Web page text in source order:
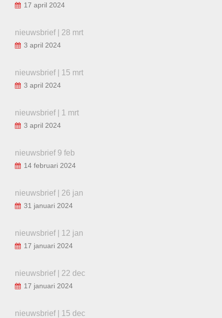
17 april 2024
nieuwsbrief | 28 mrt
3 april 2024
nieuwsbrief | 15 mrt
3 april 2024
nieuwsbrief | 1 mrt
3 april 2024
nieuwsbrief 9 feb
14 februari 2024
nieuwsbrief | 26 jan
31 januari 2024
nieuwsbrief | 12 jan
17 januari 2024
nieuwsbrief | 22 dec
17 januari 2024
nieuwsbrief | 15 dec